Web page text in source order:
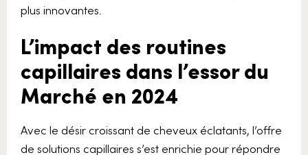
plus innovantes.
L’impact des routines
capillaires dans l’essor du
Marché en 2024
Avec le désir croissant de cheveux éclatants, l’offre
de solutions capillaires s’est enrichie pour répondre